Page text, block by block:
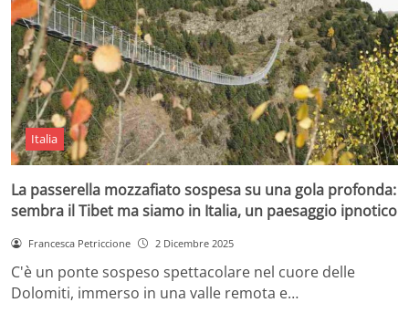
Italia
La passerella mozzafiato sospesa su una gola profonda:
sembra il Tibet ma siamo in Italia, un paesaggio ipnotico
Francesca Petriccione 2 Dicembre 2025
C'è un ponte sospeso spettacolare nel cuore delle
Dolomiti, immerso in una valle remota e…